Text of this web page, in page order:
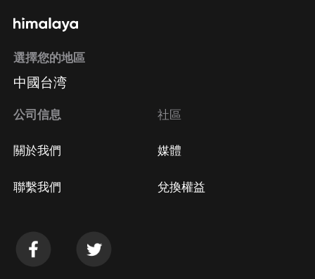
選擇您的地區
中國台湾
公司信息
關於我們
聯繫我們
社區
媒體
兌換權益